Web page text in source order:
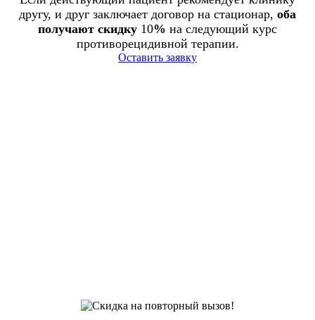
другу, и друг заключает договор на стационар, оба
получают скидку 10% на следующий курс
противорецидивной терапии.
Оставить заявку